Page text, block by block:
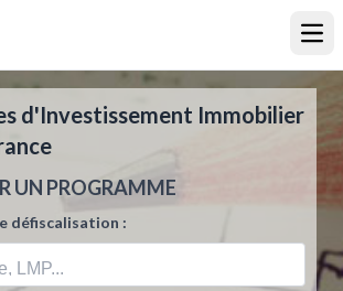
d'Investissement Immobilier
UN PROGRAMME
défiscalisation :